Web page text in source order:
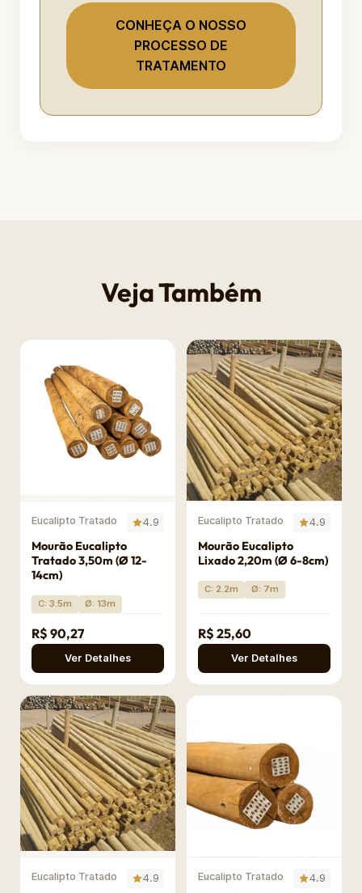
CONHEÇA O NOSSO
PROCESSO DE
TRATAMENTO
Veja Também
Eucalipto Tratado 4.9
Mourão Eucalipto
Tratado 3,50m (Ø 12-
14cm)
C: 3.5m Ø: 13m
R$ 90,27
Ver Detalhes
Eucalipto Tratado 4.9
Mourão Eucalipto
Lixado 2,20m (Ø 6-8cm)
C: 2.2m Ø: 7m
R$ 25,60
Ver Detalhes
Eucalipto Tratado 4.9 Eucalipto Tratado 4.9